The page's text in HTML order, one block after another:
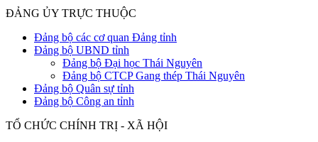
ĐẢNG ỦY TRỰC THUỘC
Đảng bộ các cơ quan Đảng tỉnh
Đảng bộ UBND tỉnh
Đảng bộ Đại học Thái Nguyên
Đảng bộ CTCP Gang thép Thái Nguyên
Đảng bộ Quân sự tỉnh
Đảng bộ Công an tỉnh
TỔ CHỨC CHÍNH TRỊ - XÃ HỘI